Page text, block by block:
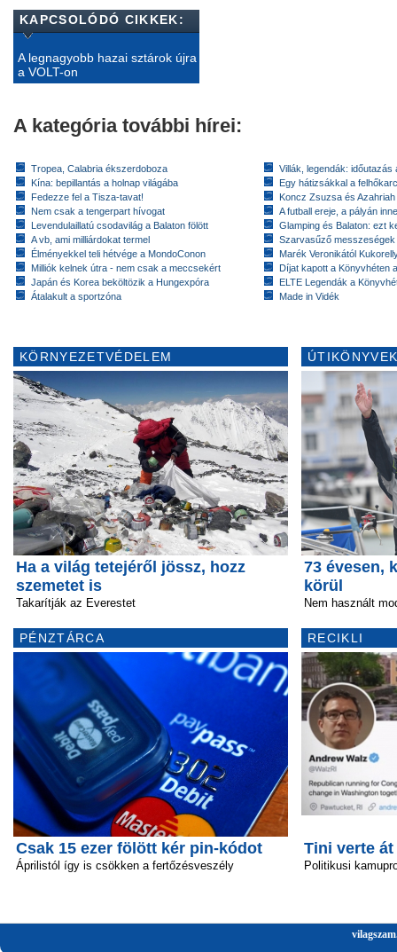
KAPCSOLÓDÓ CIKKEK:
A legnagyobb hazai sztárok újra
a VOLT-on
A kategória további hírei:
Tropea, Calabria ékszerdoboza
Kína: bepillantás a holnap világába
Fedezze fel a Tisza-tavat!
Nem csak a tengerpart hívogat
Levendulaillatú csodavilág a Balaton fölött
A vb, ami milliárdokat termel
Élményekkel teli hétvége a MondoConon
Milliók kelnek útra - nem csak a meccsekért
Japán és Korea beköltözik a Hungexpóra
Átalakult a sportzóna
Villák, legendák: időutazás
Egy hátizsákkal a
Koncz Zsuzsa és
A futball ereje, a pályán
Glamping és Balaton: ezt
Szarvasűző messzeségek
Marék Veronikától
Díjat kapott a Könyvhéten
ELTE Legendák a
Made in Vidék
KÖRNYEZETVÉDELEM
Ha a világ tetejéről jössz, hozz
szemetet is
Takarítják az Everestet
PÉNZTÁRCA
Csak 15 ezer fölött kér pin-kódot
Áprilistól így is csökken a fertőzésveszély
73 évesen,
körül
Nem használt
RECIKLI
Tini verte
Politikusi